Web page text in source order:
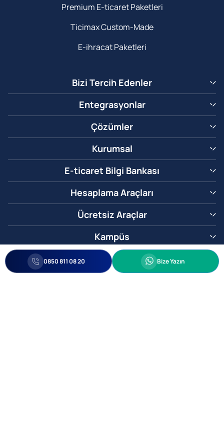
Premium E-ticaret Paketleri
Ticimax Custom-Made
E-ihracat Paketleri
Bizi Tercih Edenler
Entegrasyonlar
Çözümler
Kurumsal
E-ticaret Bilgi Bankası
Hesaplama Araçları
Ücretsiz Araçlar
Kampüs
0850 811 08 20 Whatsapp
Bize Yazın
0850 811 08 20